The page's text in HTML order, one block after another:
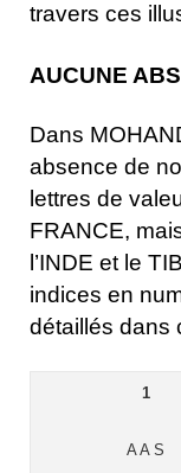
travers ces
AUCUNE
Dans
absence de
lettres de
FRANCE,
l’INDE et le
indices en
détaillés dans
1
A A S